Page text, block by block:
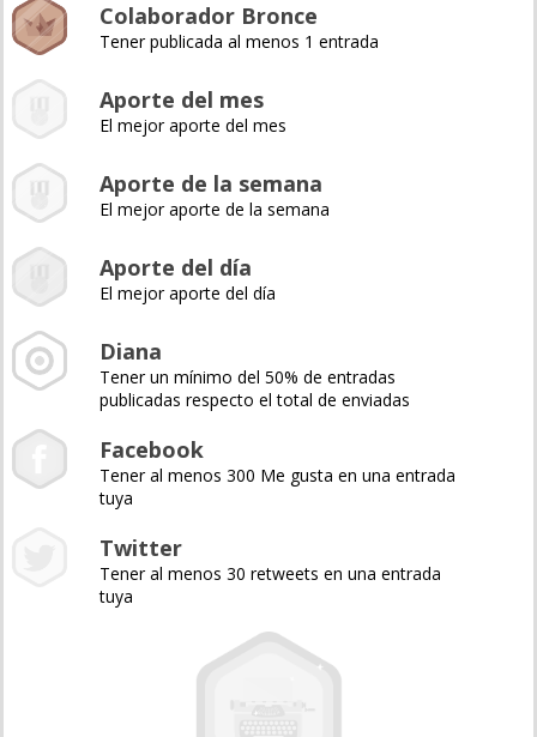
Colaborador Bronce
Tener publicada al menos 1 entrada
Aporte del mes
El mejor aporte del mes
Aporte de la semana
El mejor aporte de la semana
Aporte del día
El mejor aporte del día
Diana
Tener un mínimo del 50% de entradas
publicadas respecto el total de enviadas
Facebook
Tener al menos 300 Me gusta en una entrada
tuya
Twitter
Tener al menos 30 retweets en una entrada
tuya